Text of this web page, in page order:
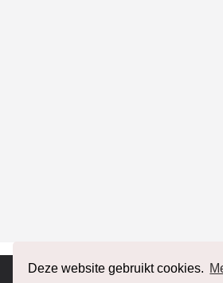
Deze website gebruikt cookies.